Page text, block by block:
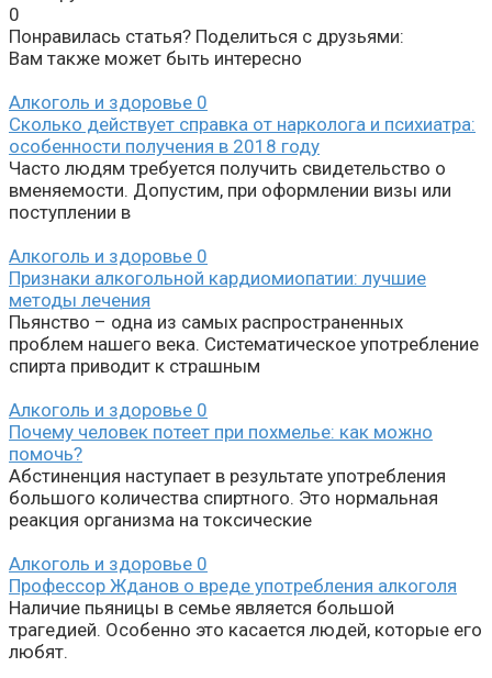
0
Понравилась статья? Поделиться с друзьями:
Вам также может быть интересно
Алкоголь и здоровье 0
Сколько действует справка от нарколога и психиатра:
особенности получения в 2018 году
Часто людям требуется получить свидетельство о
вменяемости. Допустим, при оформлении визы или
поступлении в
Алкоголь и здоровье 0
Признаки алкогольной кардиомиопатии: лучшие
методы лечения
Пьянство – одна из самых распространенных
проблем нашего века. Систематическое употребление
спирта приводит к страшным
Алкоголь и здоровье 0
Почему человек потеет при похмелье: как можно
помочь?
Абстиненция наступает в результате употребления
большого количества спиртного. Это нормальная
реакция организма на токсические
Алкоголь и здоровье 0
Профессор Жданов о вреде употребления алкоголя
Наличие пьяницы в семье является большой
трагедией. Особенно это касается людей, которые его
любят.